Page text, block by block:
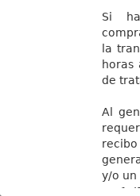
Si
la
horas
de
Al
y/o un